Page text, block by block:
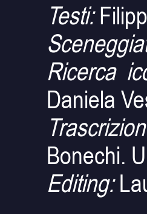
Testi:
Ricerca
Daniela
Bonechi.
Editing: